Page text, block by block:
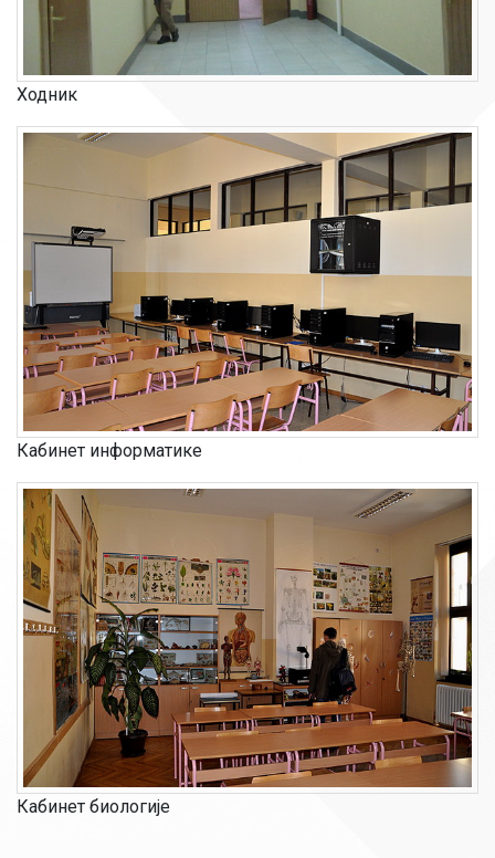
Ходник
Кабинет информатике
Кабинет биологије